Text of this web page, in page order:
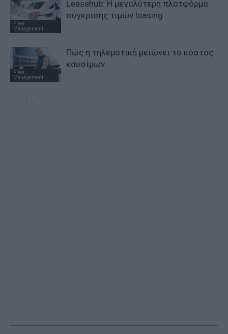
Fleet
Management
Leasehub: Η μεγαλύτερη πλατφόρμα
σύγκρισης τιμών leasing
Fleet
Management
Πώς η τηλεματική μειώνει το κόστος
καυσίμων